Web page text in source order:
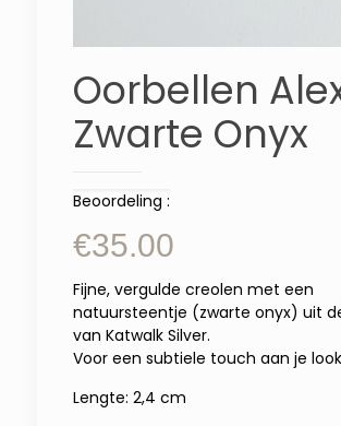
Oorbellen
Zwarte Onyx
Beoordeling :
€35.00
Fijne, vergulde creolen met een
natuursteentje (zwarte onyx) uit
van Katwalk Silver.
Voor een subtiele touch aan je
Lengte: 2,4 cm